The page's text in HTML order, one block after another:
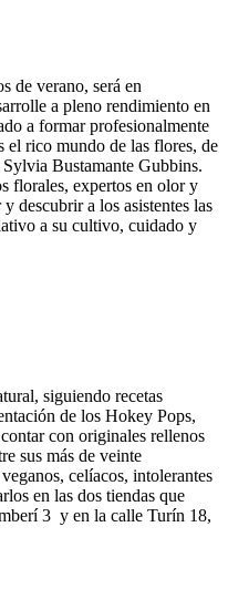
de verano, será en
a pleno rendimiento en
a formar profesionalmente
el rico mundo de las flores, de
Bustamante Gubbins.
florales, expertos en olor y
descubrir a los asistentes las
a su cultivo, cuidado y
siguiendo recetas
de los Hokey Pops,
con originales rellenos
sus más de veinte
celíacos, intolerantes
en las dos tiendas que
3 y en la calle Turín 18,